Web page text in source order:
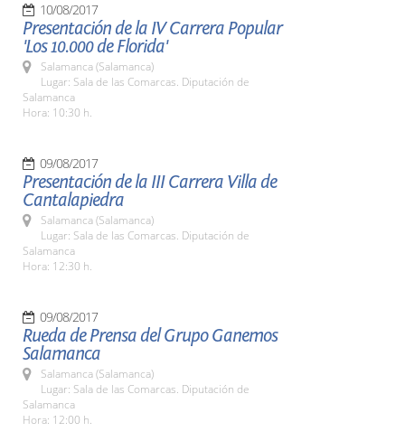
10/08/2017
Presentación de la IV Carrera Popular
'Los 10.000 de Florida'
Salamanca (Salamanca)
Lugar: Sala de las Comarcas. Diputación de
Salamanca
Hora: 10:30 h.
09/08/2017
Presentación de la III Carrera Villa de
Cantalapiedra
Salamanca (Salamanca)
Lugar: Sala de las Comarcas. Diputación de
Salamanca
Hora: 12:30 h.
09/08/2017
Rueda de Prensa del Grupo Ganemos
Salamanca
Salamanca (Salamanca)
Lugar: Sala de las Comarcas. Diputación de
Salamanca
Hora: 12:00 h.